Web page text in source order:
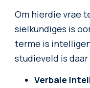
Om hierdie vrae
sielkundiges is
terme is
studieveld is
Verbale